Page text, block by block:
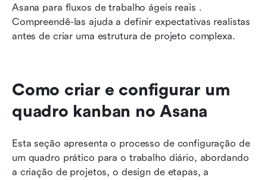
Asana para fluxos de trabalho ágeis reais .
Compreendê-las ajuda a definir expectativas realistas
antes de criar uma estrutura de projeto complexa.
Como criar e configurar um
quadro kanban no Asana
Esta seção apresenta o processo de configuração de
um quadro prático para o trabalho diário, abordando
a criação de projetos, o design de etapas, a